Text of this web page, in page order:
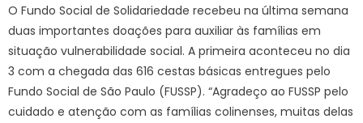
O Fundo Social de Solidariedade recebeu na última semana
duas importantes doações para auxiliar às famílias em
situação vulnerabilidade social. A primeira aconteceu no dia
3 com a chegada das 616 cestas básicas entregues pelo
Fundo Social de São Paulo (FUSSP). “Agradeço ao FUSSP pelo
cuidado e atenção com as famílias colinenses, muitas delas